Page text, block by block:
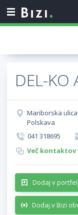
DEL-
Mariborska
Polskava
041 318695
Več kontaktov
Dodaj v portfelj
Dodaj v Bizi